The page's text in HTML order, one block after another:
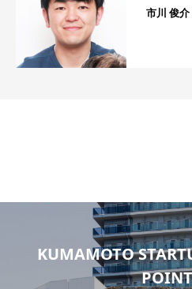
市川 俊
KUMAMOTO